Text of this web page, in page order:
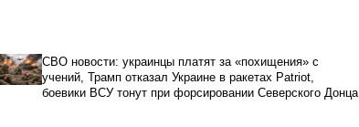
СВО новости: украинцы платят за «похищения» с
учений, Трамп отказал Украине в ракетах Patriot,
боевики ВСУ тонут при форсировании Северского Донца